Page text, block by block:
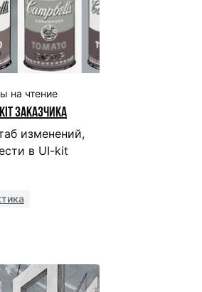
на чтение
заказчика
изменений,
в UI-kit